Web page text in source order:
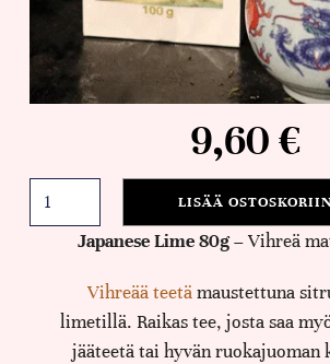
9,60€
LISÄÄ OSTOSKORIIN
Japanese Lime 80g –Vihreä
Vihreää teetämaustettuna
limetillä. Raikas tee, josta saa
jääteetä tai hyvän ruokajuoman